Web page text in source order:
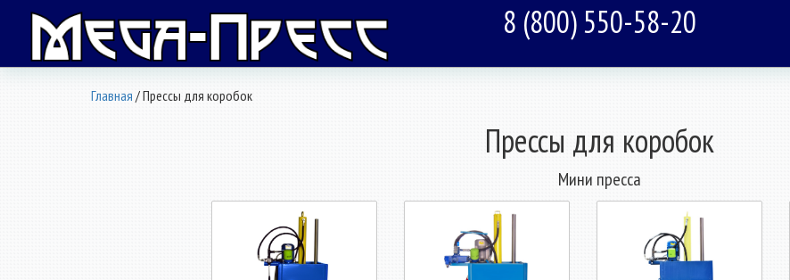
8 (800) 550-58-20
Главная / Прессы для коробок
Прессы для коробок
Мини пресса